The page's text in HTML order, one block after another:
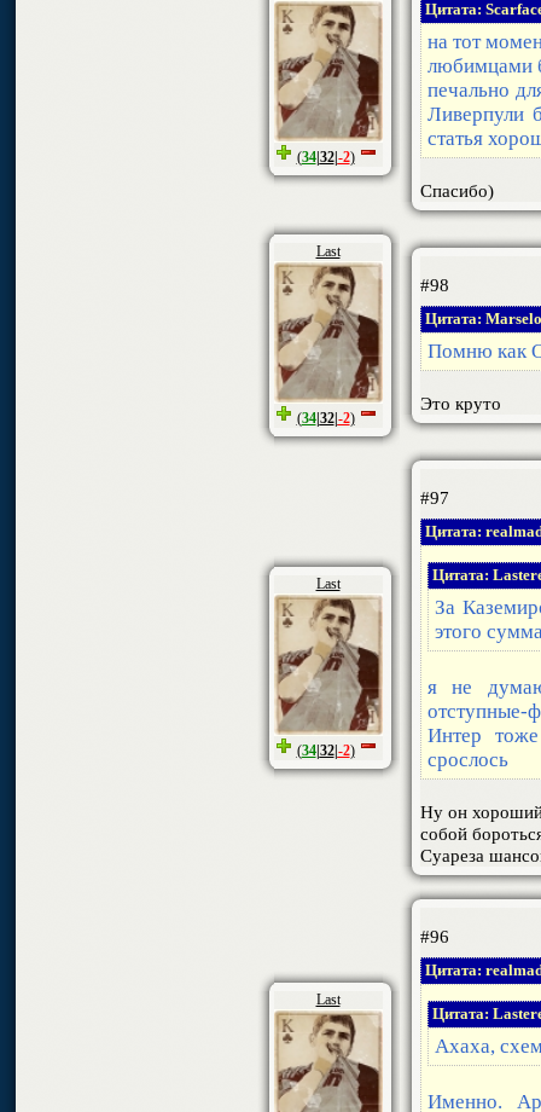
(34| 32| -2)
Цитата:
на тот
любимцами
печально
Ливерпули
статья
Спасибо)
Last
(34| 32| -2)
#98
Цитата:
Помню как
Это круто
Last
(34| 32| -2)
#97
Цитата:
Цитата:
За
этого
я не
Интер
срослось
Ну он
собой
Суареза
Last
#96
Цитата:
Цитата:
Ахаха,
Именно.